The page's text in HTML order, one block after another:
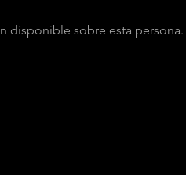
disponible sobre esta persona.